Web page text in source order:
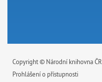
Copyright © Národní knihovna ČR
Prohlášení o přístupnosti